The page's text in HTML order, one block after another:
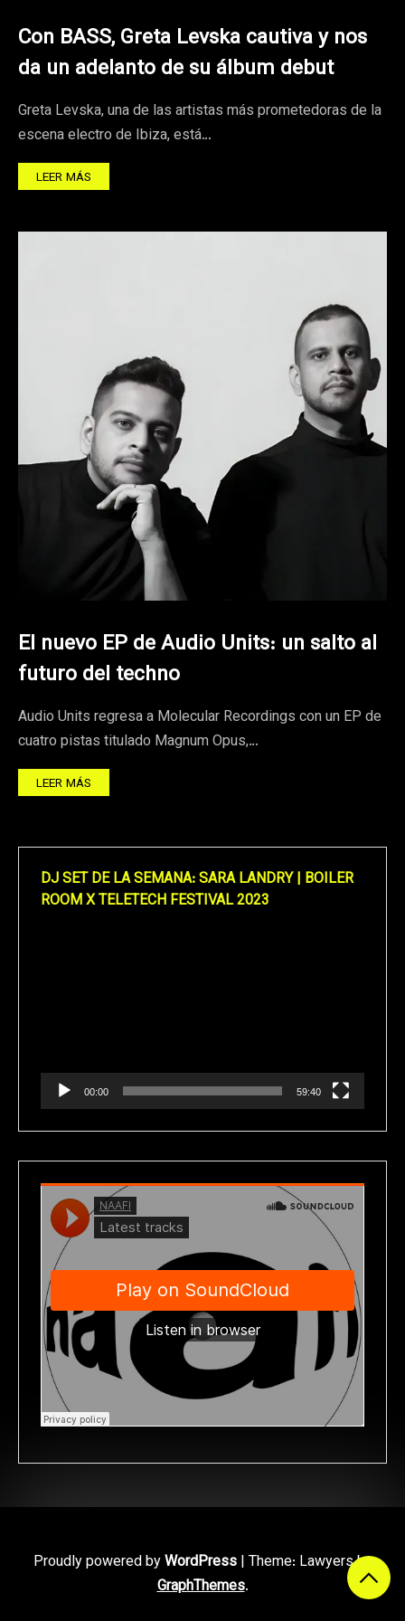
Con BASS, Greta Levska cautiva y nos
da un adelanto de su álbum debut
Greta Levska, una de las artistas más prometedoras de la
escena electro de Ibiza, está…
LEER MÁS
El nuevo EP de Audio Units: un salto al
futuro del techno
Audio Units regresa a Molecular Recordings con un EP de
cuatro pistas titulado Magnum Opus,…
LEER MÁS
DJ SET DE LA SEMANA: SARA LANDRY | BOILER
ROOM X TELETECH FESTIVAL 2023
00:00 59:40
Proudly powered byWordPress | Theme: Lawyers by
GraphThemes.